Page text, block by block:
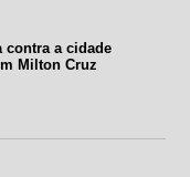
contra a cidade
Milton Cruz